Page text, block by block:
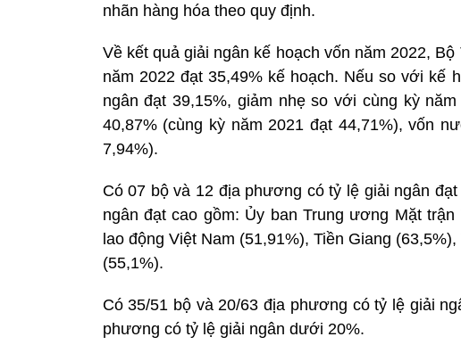
nhãn hàng hóa theo quy định.
Về kết quả giải ngân kế hoạch vốn năm 2022,
năm 2022 đạt 35,49% kế hoạch. Nếu so với kế
ngân đạt 39,15%, giảm nhẹ so với cùng kỳ
40,87% (cùng kỳ năm 2021 đạt 44,71%), vốn
7,94%).
Có 07 bộ và 12 địa phương có tỷ lệ giải ngân
ngân đạt cao gồm: Ủy ban Trung ương Mặt
lao động Việt Nam (51,91%), Tiền Giang
(55,1%).
Có 35/51 bộ và 20/63 địa phương có tỷ lệ giải
phương có tỷ lệ giải ngân dưới 20%.